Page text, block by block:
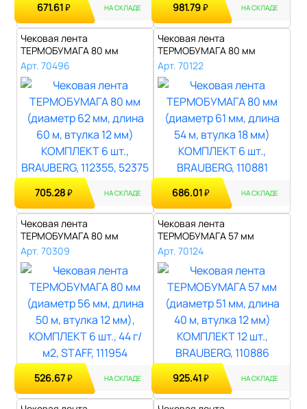
671.61₽ НА СКЛАДЕ 981.79₽ НА СКЛАДЕ
Чековая лента
ТЕРМОБУМАГА 80 мм
(диаметр 62 мм, длина 6..
Арт. 70496
705.28₽ НА СКЛАДЕ
Чековая лента
ТЕРМОБУМАГА 80 мм
(диаметр 61 мм, длина 5..
Арт. 70122
686.01₽ НА СКЛАДЕ
Чековая лента
ТЕРМОБУМАГА 80 мм
(диаметр 56 мм, длина 5..
Арт. 70309
526.67₽ НА СКЛАДЕ
Чековая лента
ТЕРМОБУМАГА 57 мм
(диаметр 51 мм, длина 4..
Арт. 70124
925.41₽ НА СКЛАДЕ